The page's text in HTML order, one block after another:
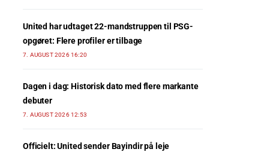
United har udtaget 22-mandstruppen til PSG-
opgøret: Flere profiler er tilbage
7. AUGUST 2026 16:20
Dagen i dag: Historisk dato med flere markante
debuter
7. AUGUST 2026 12:53
Officielt: United sender Bayindir på leje